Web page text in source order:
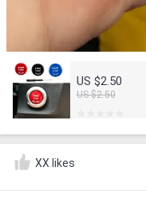
US $2.50
US $2.50
XX likes